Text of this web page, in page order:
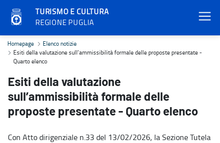
TURISMO E CULTURA
REGIONE PUGLIA
Esiti della valutazione sull’ammissibilità formale delle proposte
Homepage
Elenco notizie
Esiti della valutazione sull’ammissibilità formale delle proposte presentate -
Quarto elenco
Esiti della valutazione
sull’ammissibilità formale delle
proposte presentate - Quarto elenco
Con Atto dirigenziale n.33 del 13/02/2026, la Sezione Tutela